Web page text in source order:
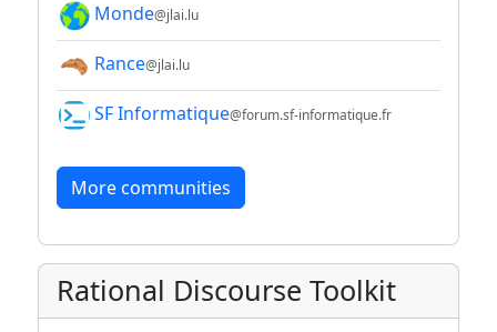
Monde@jlai.lu
Rance@jlai.lu
SF Informatique@forum.sf-informatique.fr
More communities
Rational Discourse Toolkit